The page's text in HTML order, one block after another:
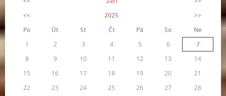
<<
2025
>>
Po
Út St Čt Pá So
Ne
1
2 3 4 5 6
7
8
9 10 11 12 13
14
15
16 17 18 19 20
21
22
23 24 25 26 27
28